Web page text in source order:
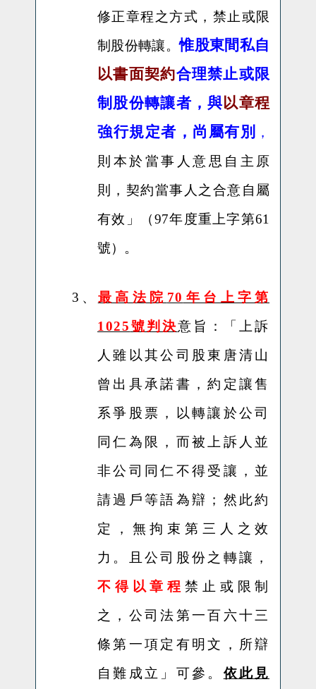
修正章程之方式，禁止或限
制股份轉讓。惟股東間私自
以書面契約合理禁止或限
制股份轉讓者，與以章程
強行規定者，尚屬有別
，
則本於當事人意思自主原
則，契約當事人之合意自屬
有效 」 （97年度重上字第61
號）。
3、 最高法院 70 年台上字第
1025號判決意旨：「
上訴
人雖以其公司股東唐清山
曾出具承諾書，約定讓售
系爭股票，以轉讓於公司
同仁為限，而被上訴人並
非公司同仁不得受讓，並
請過戶等語為辯；然此約
定，無拘束第三人之效
力。且公司股份之轉讓，
不得以章程禁止或限制
之，公司法第一百六十三
條第一項定有明文，所辯
自難成立 」可參。 依此見